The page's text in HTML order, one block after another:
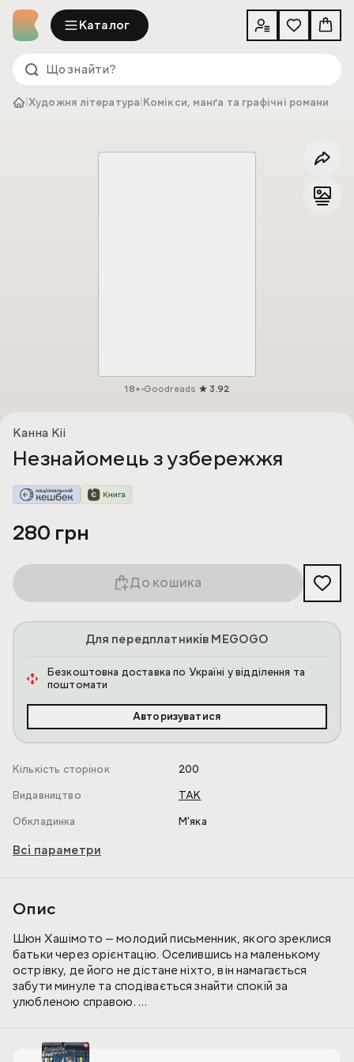
Каталог
|Художня література Комікси, манґа та графічні романи
18+ Goodreads 3.92
Канна Кіі
Незнайомець з узбережжя
280 грн
До кошика
Для передплатників MEGOGO
Безкоштовна доставка по Україні у відділення та
поштомати
Авторизуватися
Кількість сторінок
200
Видавництво
ТАК
Обкладинка
М'яка
Всі параметри
Опис
Шюн Хашімото — молодий письменник, якого зреклися
батьки через орієнтацію. Оселившись на маленькому
острівку, де його не дістане ніхто, він намагається
забути минуле та сподівається знайти спокій за
улюбленою справою.
з’являється незнайомець, що проводить весь вільний